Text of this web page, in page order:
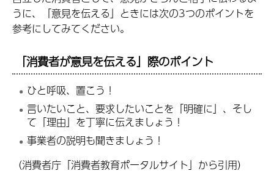
うに、「意見を伝える」ときには次の3つのポイントを
参考にしてみてください。
「消費者が意見を伝える」際のポイント
ひと呼吸、置こう！
言いたいこと、要求したいことを「明確に」、そし
て「理由」を丁寧に伝えましょう！
事業者の説明も聞きましょう！
（消費者庁「消費者教育ポータルサイト」から引用）